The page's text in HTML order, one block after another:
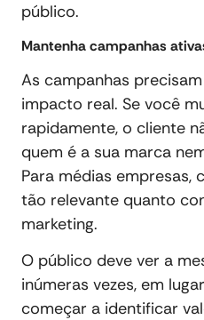
público.
Mantenha campanhas
As campanhas
impacto real. Se você
rapidamente, o cliente
quem é a sua marca
Para médias empresas,
tão relevante quanto
marketing.
O público deve ver a
inúmeras vezes, em
começar a identificar